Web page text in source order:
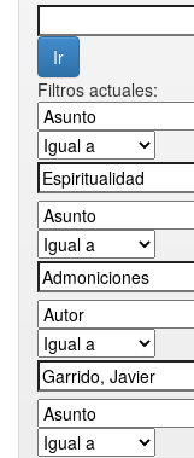
Filtros actuales: